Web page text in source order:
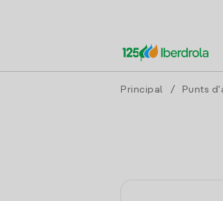
Principal / Punts